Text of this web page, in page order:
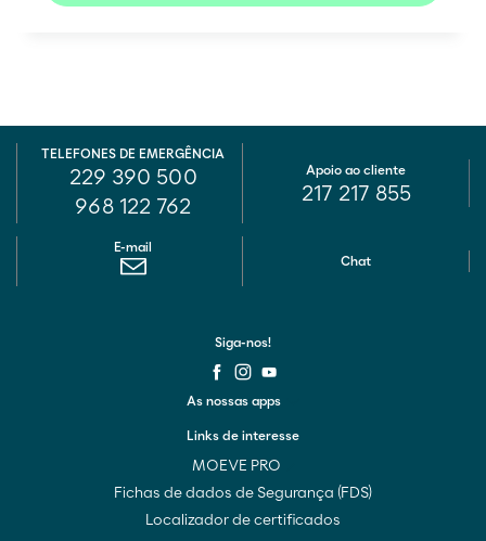
TELEFONES DE EMERGÊNCIA
229 390 500
968 122 762
E-mail
Chat
Apoio ao cliente
217 217 855
Links de interesse
MOEVE PRO
Fichas de dados de Segurança (FDS)
Localizador de certificados
As nossas apps
Siga-nos!